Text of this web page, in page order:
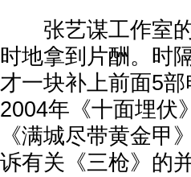
张艺谋工作室的
时地拿到片酬。时
才一块补上前面5
2004年《十面埋伏
《满城尽带黄金甲
诉有关《三枪》的